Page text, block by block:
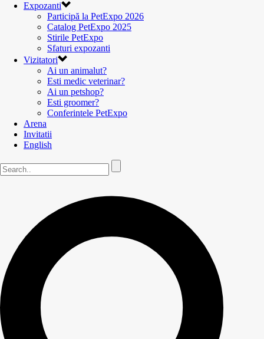
Expozanti
Participă la PetExpo 2026
Catalog PetExpo 2025
Stirile PetExpo
Sfaturi expozanti
Vizitatori
Ai un animalut?
Esti medic veterinar?
Ai un petshop?
Esti groomer?
Conferintele PetExpo
Arena
Invitatii
English